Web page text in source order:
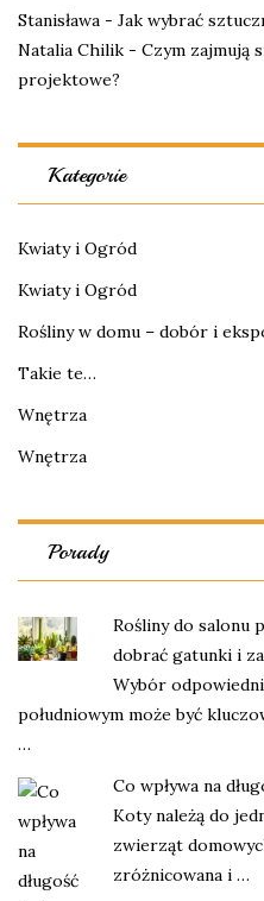
Stanisława - Jak wybrać
Natalia Chilik - Czym zajmują
projektowe?
Kategorie
Kwiaty i Ogród
Kwiaty i Ogród
Rośliny w domu – dobór i
Takie te…
Wnętrza
Wnętrza
Porady
Rośliny do salonu
dobrać gatunki i
Wybór
południowym może być
…
Co wpływa na
Koty należą do
zwierząt
zróżnicowana i …